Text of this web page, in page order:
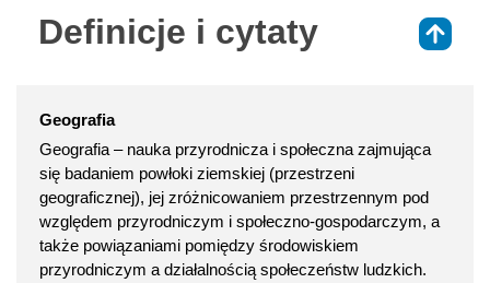
Definicje i cytaty
Geografia
Geografia – nauka przyrodnicza i społeczna zajmująca
się badaniem powłoki ziemskiej (przestrzeni
geograficznej), jej zróżnicowaniem przestrzennym pod
względem przyrodniczym i społeczno-gospodarczym, a
także powiązaniami pomiędzy środowiskiem
przyrodniczym a działalnością społeczeństw ludzkich.